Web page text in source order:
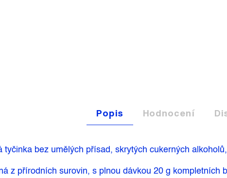
Popis Hodnocení
tyčinka bez umělých přísad, skrytých cukerných
z přírodních surovin, s plnou dávkou 20 g